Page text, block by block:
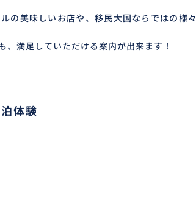
の美味しいお店や、移民大国ならではの様々
満足していただける案内が出来ます！
体験